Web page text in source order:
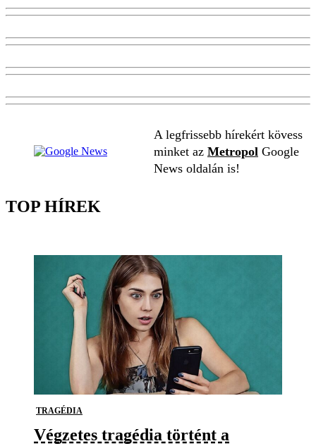
A legfrissebb hírekért kövess
minket az Metropol Google
News oldalán is!
TOP HÍREK
TRAGÉDIA
Végzetes tragédia történt a